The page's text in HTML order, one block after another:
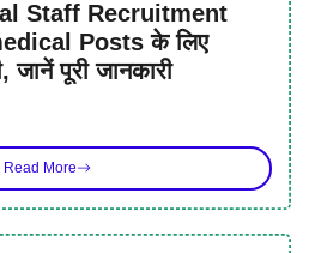
Staff Recruitment
Posts के लिए
पूरी जानकारी
Read More